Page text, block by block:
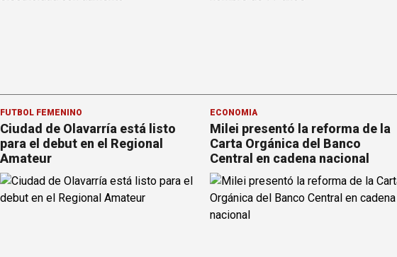
FÚTBOL FEMENINO
Ciudad de Olavarría está listo
para el debut en el Regional
Amateur
ECONOMÍA
Milei presentó la reforma de la
Carta Orgánica del Banco
Central en cadena nacional